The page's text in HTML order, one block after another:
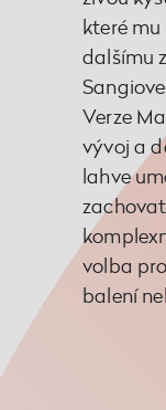
které
dalšímu
Verze
vývoj a
lahve
volba
balení